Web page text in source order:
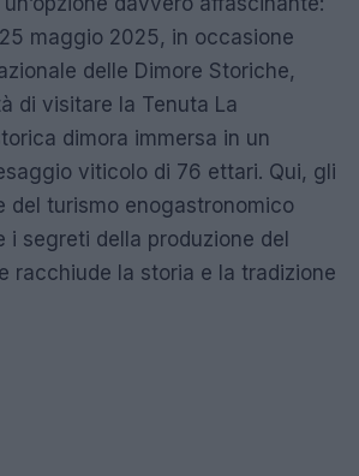
maggio 2025, in occasione
delle Dimore Storiche,
di visitare la Tenuta La
dimora immersa in un
viticolo di 76 ettari. Qui, gli
del turismo enogastronomico
i segreti della produzione del
racchiude la storia e la tradizione